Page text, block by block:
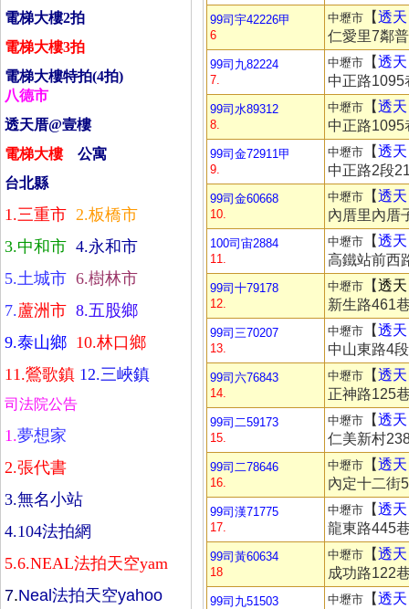
電梯大樓2拍
電梯大樓3拍
電梯大樓特拍(4拍)
八德市
透天­厝@壹樓
電梯大樓
公寓
台北縣
1.三­重市 2.板橋市
3.中和市 4.永和市
5.土城市 6.樹林市
7.蘆洲市 8.五股鄉
9.泰山鄉 10.林口鄉
11.鶯歌鎮 12.三峽鎮
司法院公告
1.夢想家
2.張代書
3.無名小站
4.104法拍網
5.6.NEAL法拍天空yam
7.Neal法拍天空yahoo
99司宇42226甲
6
中壢市 【透天
仁愛里7鄰
99司九82224
7.
中壢市 【透天
中正路1095
99司水89312
8.
中壢市 【透天
中正路1095
99司金72911甲
9.
中壢市 【透天
中正路2段
99司金60668
10.
中壢市 【透天
內厝里內厝
100司宙2884
11.
中壢市 【透天
高鐵站前西
99司十79178
12.
中壢市 【透天
新生路461
99司三70207
13.
中壢市 【透天
中山東路4
99司六76843
14.
中壢市 【透天
正神路125
99司二59173
15.
中壢市 【透天
仁美新村
99司二78646
16.
中壢市 【透天
內定十二街
99司漢71775
17.
中壢市 【透天
龍東路445
99司黃60634
18
中壢市 【透天
成功路122
99司九51503
中壢市 【透天